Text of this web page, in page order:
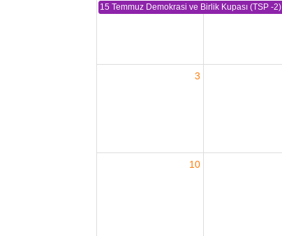
15 Temmuz Demokrasi ve Birlik Kupası (TSP -2)
3
10